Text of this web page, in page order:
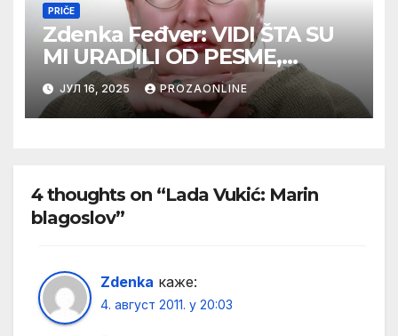
PRIČE
Zdenka Feđver: VIDI ŠTA SU
MI URADILI OD PESME,
MAMA*
ЈУЛ 16, 2025 PROZAONLINE
4 thoughts on “Lada Vukić: Marin
blagoslov”
Zdenka каже:
4. август 2011. у 20:03